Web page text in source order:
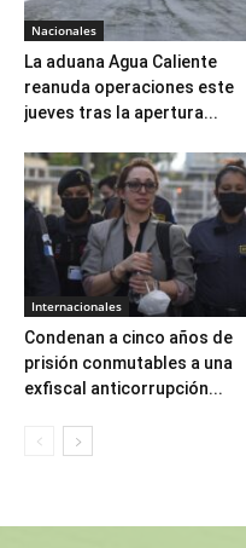
Nacionales
La aduana Agua Caliente
reanuda operaciones este
jueves tras la apertura...
Internacionales
Condenan a cinco años de
prisión conmutables a una
exfiscal anticorrupción...